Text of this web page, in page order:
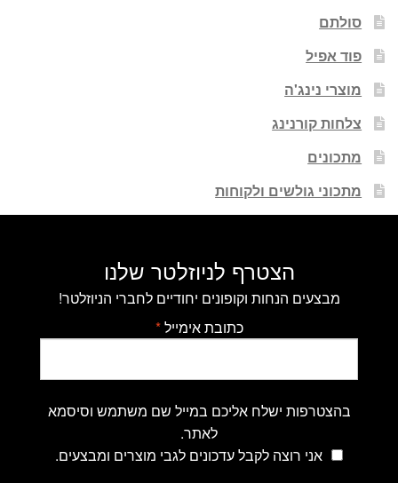
סולתם
פוד אפיל
מוצרי נינג'ה
צלחות קורנינג
מתכונים
מתכוני גולשים ולקוחות
הצטרף לניוזלטר שלנו
מבצעים הנחות וקופונים יחודיים לחברי הניוזלטר!
כתובת אימייל*
בהצטרפות ישלח אליכם במייל שם משתמש וסיסמא
לאתר.
אני רוצה לקבל עדכונים לגבי מוצרים ומבצעים.